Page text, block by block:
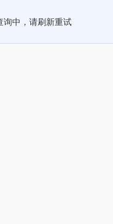
询中，请刷新重试